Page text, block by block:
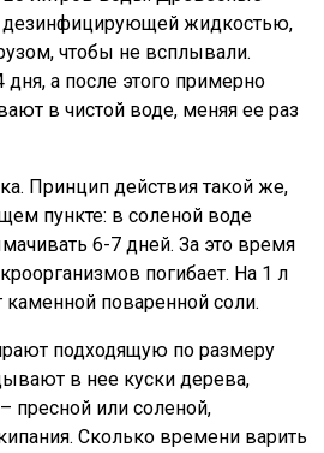
дезинфицирующей жидкостью,
чтобы не всплывали.
а после этого примерно
в чистой воде, меняя ее раз
Принцип действия такой же,
пункте: в соленой воде
6-7 дней. За это время
погибает. На 1 л
каменной поваренной соли.
подходящую по размеру
в нее куски дерева,
пресной или соленой,
Сколько времени варить